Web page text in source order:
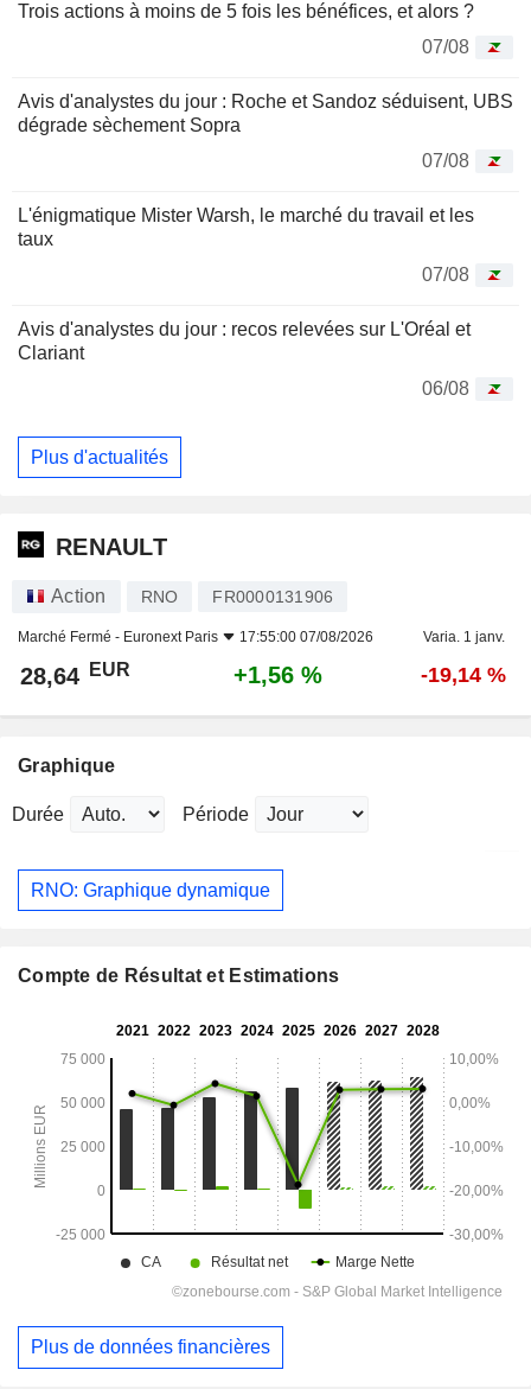
Trois actions à moins de 5 fois les bénéfices, et alors ?
07/08
Avis d'analystes du jour : Roche et Sandoz séduisent, UBS
dégrade sèchement Sopra
07/08
L'énigmatique Mister Warsh, le marché du travail et les
taux
07/08
Avis d'analystes du jour : recos relevées sur L'Oréal et
Clariant
06/08
Plus d'actualités
RENAULT
Action RNO FR0000131906
Marché Fermé - Euronext Paris 17:55:00 07/08/2026 Varia. 1 janv.
28,64 EUR +1,56 % -19,14 %
Graphique
Durée Période
RNO: Graphique dynamique
Compte de Résultat et Estimations
Plus de données financières